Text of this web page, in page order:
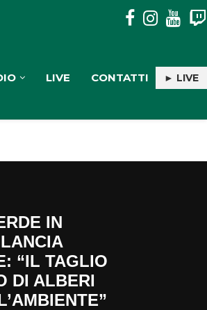
3 SOGGETTI DENUNCIATI PER TRASPORTO
LIVE CONTATTI ► LIVE
IN
“IL TAGLIO
DI ALBERI